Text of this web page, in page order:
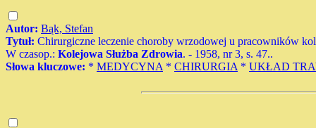
Autor: Bąk, Stefan
Tytuł: Chirurgiczne leczenie choroby wrzodowej u pracowników
W czasop.: Kolejowa Służba Zdrowia. - 1958, nr 3, s. 47..
Słowa kluczowe: * MEDYCYNA * CHIRURGIA * UKŁAD